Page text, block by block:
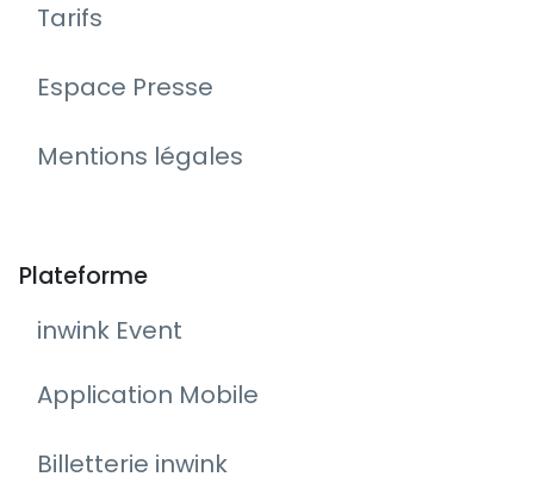
Tarifs
Espace Presse
Mentions légales
Plateforme
inwink Event
Application Mobile
Billetterie inwink